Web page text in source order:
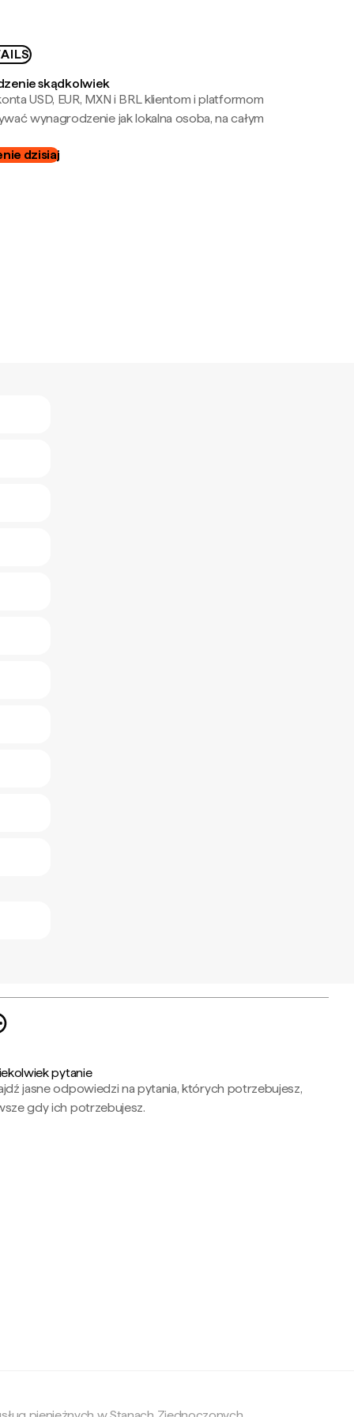
skądkolwiek
USD, EUR, MXN i BRL klientom i platformom
wynagrodzenie jak lokalna osoba, na całym
dzisiaj
pytanie
jasne odpowiedzi na pytania, których potrzebujesz,
gdy ich potrzebujesz.